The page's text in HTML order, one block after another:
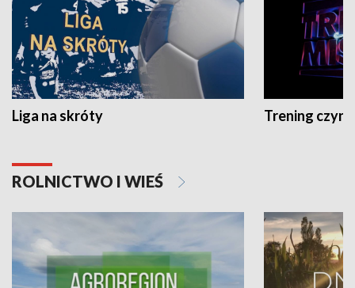
Liga na skróty Trening czyni
ROLNICTWO I WIEŚ